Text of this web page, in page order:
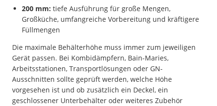
200 mm: tiefe Ausführung für große Mengen,
Großküche, umfangreiche Vorbereitung und kräftigere
Füllmengen
Die maximale Behälterhöhe muss immer zum jeweiligen
Gerät passen. Bei Kombidämpfern, Bain-Maries,
Arbeitsstationen, Transportlösungen oder GN-
Ausschnitten sollte geprüft werden, welche Höhe
vorgesehen ist und ob zusätzlich ein Deckel, ein
geschlossener Unterbehälter oder weiteres Zubehör